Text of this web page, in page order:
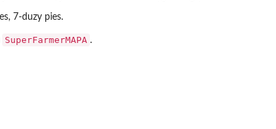
7-duzy pies.
SuperFarmerMAPA .